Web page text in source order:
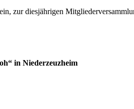
zur diesjährigen
Loh“ in Niederzeuzheim